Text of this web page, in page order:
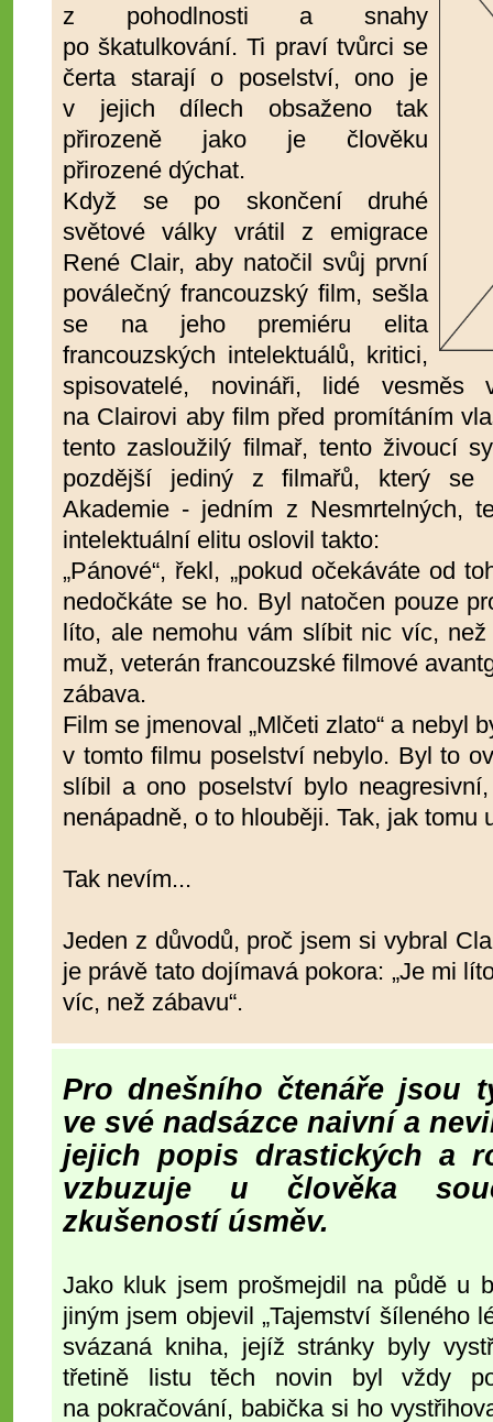
z pohodlnosti a snahy
po škatulkování. Ti praví tvůrci se
čerta starají o poselství, ono je
v jejich dílech obsaženo tak
přirozeně jako je člověku
přirozené dýchat.
Když se po skončení druhé
světové války vrátil z emigrace
René Clair, aby natočil svůj první
poválečný francouzský film, sešla
se na jeho premiéru elita
francouzských intelektuálů, kritici,
spisovatelé, novináři, lidé
na Clairovi aby film před promítáním
tento zasloužilý filmař, tento živoucí
pozdější jediný z filmařů, který se
Akademie - jedním z Nesmrtelných,
intelektuální elitu oslovil takto:
„Pánové“, řekl, „pokud očekáváte od
nedočkáte se ho. Byl natočen pouze
líto, ale nemohu vám slíbit nic víc,
muž, veterán francouzské filmové
zábava.
Film se jmenoval „Mlčeti zlato“ a nebyl
v tomto filmu poselství nebylo. Byl to
slíbil a ono poselství bylo
nenápadně, o to hlouběji. Tak, jak tomu
Tak nevím...
Jeden z důvodů, proč jsem si vybral
je právě tato dojímavá pokora: „Je mi
víc, než zábavu“.
Pro dnešního čtenáře jsou
ve své nadsázce naivní a
jejich popis drastických a
vzbuzuje u člověka
zkušeností úsměv.
Jako kluk jsem prošmejdil na půdě u
jiným jsem objevil „Tajemství šíleného
svázaná kniha, jejíž stránky byly
třetině listu těch novin byl vždy
na pokračování, babička si ho